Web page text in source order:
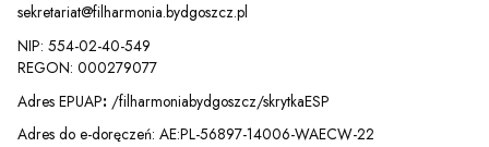
sekretariat@filharmonia.bydgoszcz.pl
NIP: 554-02-40-549
REGON: 000279077
Adres EPUAP: /filharmoniabydgoszcz/skrytkaESP
Adres do e-doręczeń: AE:PL-56897-14006-WAECW-22